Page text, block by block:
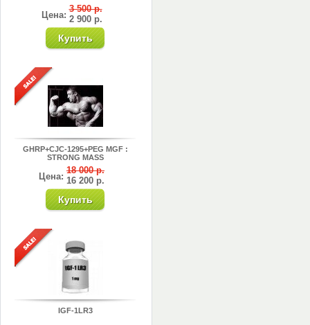
Цена:
3 500 р.
2 900 р.
GHRP+CJC-1295+PEG MGF :
STRONG MASS
Цена:
18 000 р.
16 200 р.
IGF-1LR3